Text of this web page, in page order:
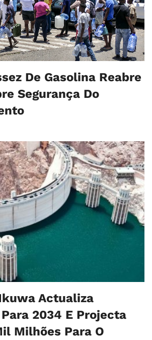
De Gasolina Reabre
Segurança Do
Actualiza
2034 E Projecta
Milhões Para O